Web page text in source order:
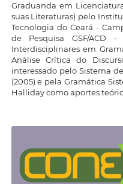
Graduanda em
suas Literaturas) pelo
Tecnologia do Ceará -
de Pesquisa GSF/ACD -
Interdisciplinares em
Análise Crítica do
interessado pelo Sistema
(2005) e pela Gramática
Halliday como aportes